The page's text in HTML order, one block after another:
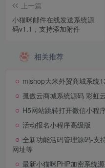
上一篇
小猫咪邮件在线发送系统源
码v1.1，支持添加附件
相关推荐
mishop大米外贸商城系统
孤傲云商城系统源码 彩虹
H5网站跳转打开微信小程
活动报名小程序高级版
全新功能活码管理源码-支
网址等
最新小猫咪PHP加密系统